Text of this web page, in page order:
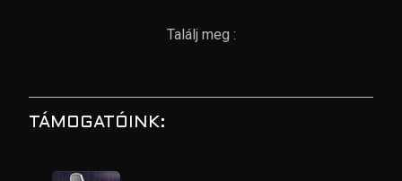
Találj meg :
TÁMOGATÓINK: